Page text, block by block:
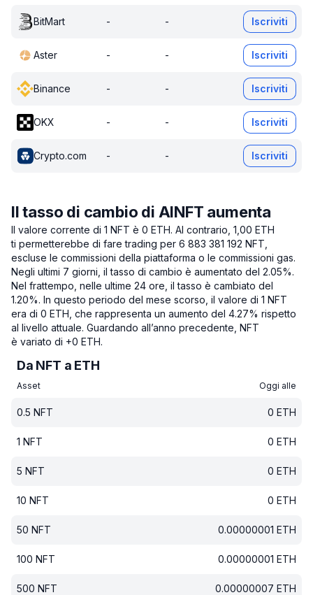
BitMart - - Iscriviti
Aster - - Iscriviti
Binance - - Iscriviti
OKX - - Iscriviti
Crypto.com - - Iscriviti
Il tasso di cambio di AINFT aumenta
Il valore corrente di 1 NFT è 0 ETH. Al contrario, 1,00 ETH
ti permetterebbe di fare trading per 6 883 381 192 NFT,
escluse le commissioni della piattaforma o le commissioni gas.
Negli ultimi 7 giorni, il tasso di cambio è aumentato del 2.05%.
Nel frattempo, nelle ultime 24 ore, il tasso è cambiato del
1.20%. In questo periodo del mese scorso, il valore di 1 NFT
era di 0 ETH, che rappresenta un aumento del 4.27% rispetto
al livello attuale. Guardando all’anno precedente, NFT
è variato di +0 ETH.
Da NFT a ETH
Asset Oggi alle
0.5 NFT 0 ETH
1 NFT 0 ETH
5 NFT 0 ETH
10 NFT 0 ETH
50 NFT 0.00000001 ETH
100 NFT 0.00000001 ETH
500 NFT 0.00000007 ETH